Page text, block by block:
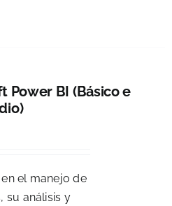
Power BI (Básico e
el manejo de
su análisis y